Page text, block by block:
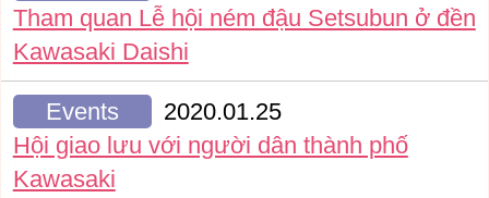
Tham quan Lễ hội ném đậu Setsubun ở đền
Kawasaki Daishi
Events
2020.01.25
Hội giao lưu với người dân thành phố
Kawasaki